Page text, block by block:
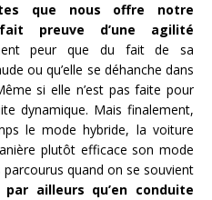
que nous offre notre
preuve d’une agilité
peur que du fait de sa
ou qu’elle se déhanche dans
si elle n’est pas faite pour
dynamique. Mais finalement,
le mode hybride, la voiture
plutôt efficace son mode
quand on se souvient
par ailleurs qu’en conduite